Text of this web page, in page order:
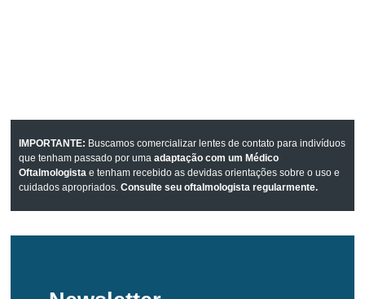
IMPORTANTE: Buscamos comercializar lentes de contato para indivíduos
que tenham passado por umaadaptação com um Médico
Oftalmologista e tenham recebido as devidas orientações sobre o uso e
cuidados apropriados.Consulte seu oftalmologista regularmente.